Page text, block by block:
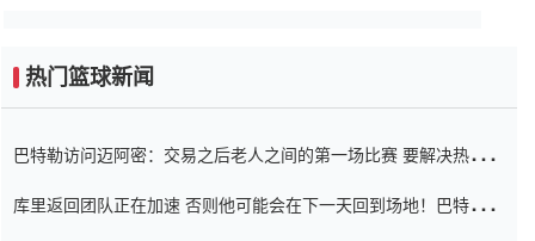
热门篮球新闻
巴特勒访问迈阿密：交易之后老人之间的第一场比赛 要解决热情的
库里返回团队正在加速 否则他可能会在下一天回到场地！巴特勒迈